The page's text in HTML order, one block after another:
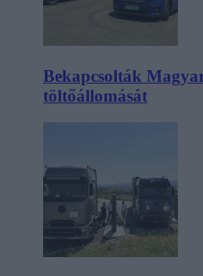
Bekapcsolták
töltőállomását